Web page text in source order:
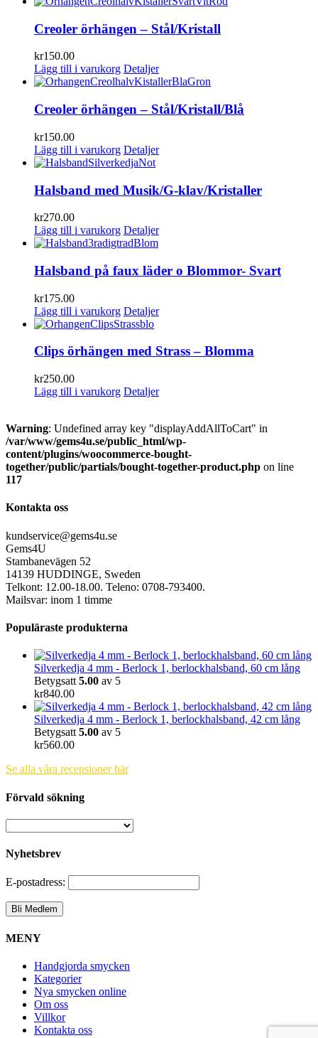
Creoler örhängen – Stål/Kristall
kr150.00
Lägg till i varukorg Detaljer
Creoler örhängen – Stål/Kristall/Blå
kr150.00
Lägg till i varukorg Detaljer
Halsband med Musik/G-klav/Kristaller
kr270.00
Lägg till i varukorg Detaljer
Halsband på faux läder o Blommor- Svart
kr175.00
Lägg till i varukorg Detaljer
Clips örhängen med Strass – Blomma
kr250.00
Lägg till i varukorg Detaljer
Warning: Undefined array key "displayAddAllToCart" in
/var/www/gems4u.se/public_html/wp-
content/plugins/woocommerce-bought-
together/public/partials/bought-together-product.php on line
117
Kontakta oss
kundservice@gems4u.se
Gems4U
Stambanevägen 52
14139 HUDDINGE, Sweden
Telkont: 12.00-18.00. Teleno: 0708-793400.
Mailsvar: inom 1 timme
Populäraste produkterna
Silverkedja 4 mm - Berlock 1, berlockhalsband, 60 cm lång
Betygsatt 5.00 av 5
kr840.00
Silverkedja 4 mm - Berlock 1, berlockhalsband, 42 cm lång
Betygsatt 5.00 av 5
kr560.00
Se alla våra recensioner här
Förvald sökning
Nyhetsbrev
E-postadress:
MENY
Handgjorda smycken
Kategorier
Nya smycken online
Om oss
Villkor
Kontakta oss